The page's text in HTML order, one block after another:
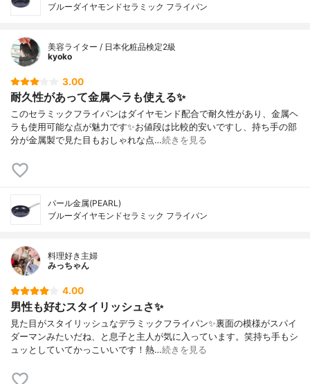
ブルーダイヤモンドセラミック フライパン
美容ライター / 日本化粧品検定2級
kyoko
3.00
耐久性があって金属ヘラも使える✨
このセラミックフライパンはダイヤモンド配合で耐久性があり、金属ヘ
ラも使用可能な点が魅力です✨お値段は比較的安いですし、持ち手の部
分が金属製で見た目もおしゃれな点…続きを見る
パール金属(PEARL)
ブルーダイヤモンドセラミック フライパン
料理好き主婦
みっちゃん
4.00
男性も好むスタイリッシュさ✨
見た目がスタイリッシュなデラミックフライパン✨裏面の模様がスパイ
ダーマンみたいだね、と息子と主人が気に入っています。笑持ち手もシ
ュッとしていてかっこいいです！熱…続きを見る